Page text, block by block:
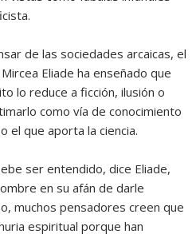
de las sociedades arcaicas, el
Eliade ha enseñado que
lo reduce a ficción, ilusión o
como vía de conocimiento
el que aporta la ciencia.
ser entendido, dice Eliade,
en su afán de darle
muchos pensadores creen que
espiritual porque han